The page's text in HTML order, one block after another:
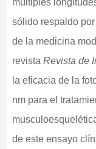
múltiples
sólido respaldo
de la medicina
revista Revista de
la eficacia de la
nm para el
de este ensayo